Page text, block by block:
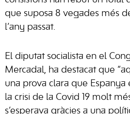
que suposa 8 vegades més
l’any passat.
El diputat socialista en el
Mercadal, ha destacat que
una prova clara que Espanya
la crisi de la Covid 19 molt
s’esperava gràcies a una